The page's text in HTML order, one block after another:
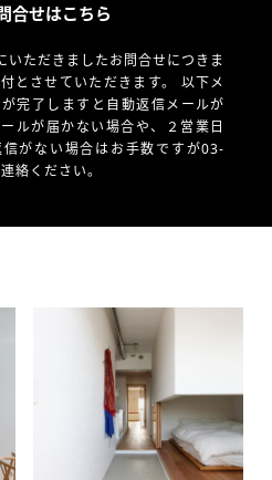
合せはこちら
ただきましたお問合せにつきま
とさせていただきます。 以下メ
完了しますと自動返信メールが
ルが届かない場合や、
２営業日
がない場合はお手数ですが03-
絡ください。